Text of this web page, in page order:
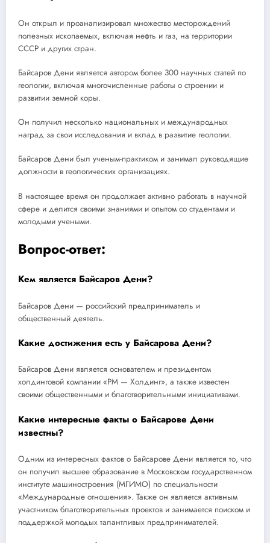
Он открыл и проанализировал множество месторождений
полезных ископаемых, включая нефть и газ, на территории
СССР и других стран.
Байсаров Дени является автором более 300 научных статей по
геологии, включая многочисленные работы о строении и
развитии земной коры.
Он получил несколько национальных и международных
наград за свои исследования и вклад в развитие геологии.
Байсаров Дени был ученым-практиком и занимал руководящие
должности в геологических организациях.
В настоящее время он продолжает активно работать в научной
сфере и делится своими знаниями и опытом со студентами и
молодыми учеными.
Вопрос-ответ:
Кем является Байсаров Дени?
Байсаров Дени — российский предприниматель и
общественный деятель.
Какие достижения есть у Байсарова Дени?
Байсаров Дени является основателем и президентом
холдинговой компании «РМ — Холдинг», а также известен
своими общественными и благотворительными инициативами.
Какие интересные факты о Байсарове Дени
известны?
Одним из интересных фактов о Байсарове Дени является то, что
он получил высшее образование в Московском государственном
институте машиностроения (МГИМО) по специальности
«Международные отношения». Также он является активным
участником благотворительных проектов и занимается поиском и
поддержкой молодых талантливых предпринимателей.